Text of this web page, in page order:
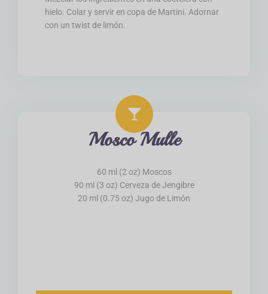
hielo. Colar y servir en copa de Martini. Adornar
con un twist de limón.
Mosco Mulle
60 ml (2 oz) Moscos
90 ml (3 oz) Cerveza de Jengibre
20 ml (0.75 oz) Jugo de Limón